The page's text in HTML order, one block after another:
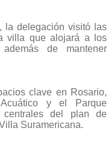
la delegación visitó las
villa que alojará a los
de mantener
clave en Rosario,
y el Parque
centrales del plan de
Suramericana.